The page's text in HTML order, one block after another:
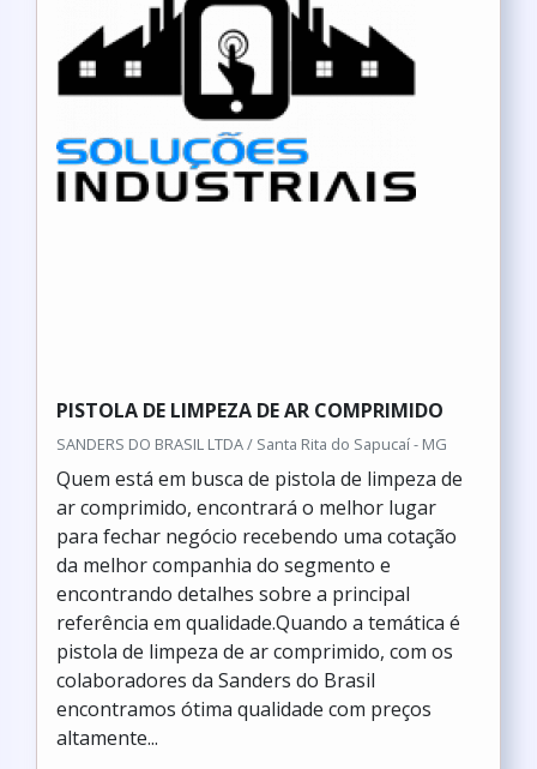
PISTOLA DE LIMPEZA DE AR COMPRIMIDO
SANDERS DO BRASIL LTDA / Santa Rita do Sapucaí - MG
Quem está em busca de pistola de limpeza de
ar comprimido, encontrará o melhor lugar
para fechar negócio recebendo uma cotação
da melhor companhia do segmento e
encontrando detalhes sobre a principal
referência em qualidade.Quando a temática é
pistola de limpeza de ar comprimido, com os
colaboradores da Sanders do Brasil
encontramos ótima qualidade com preços
altamente...